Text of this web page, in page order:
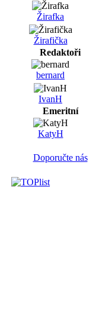
Žirafka
Žirafička
Redaktoři
bernard
IvanH
Emeritní
KatyH
Doporučte nás